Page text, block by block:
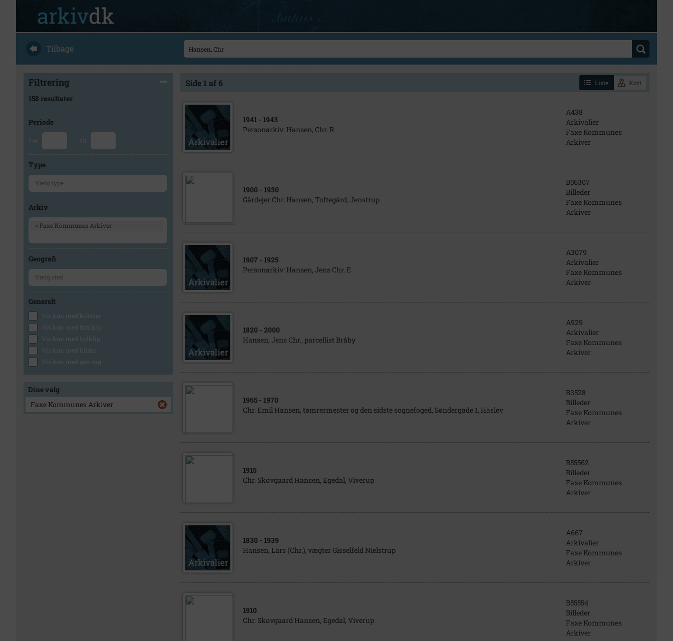
Tilbage
Filtrering
158 resultater
Periode
Fra Til
Type
Arkiv
× Faxe Kommunes Arkiver
Geografi
Generelt
Vis kun med billeder
Vis kun med filmklip
Vis kun med lydklip
Vis kun med kilder
Vis kun med geo-tag
Dine valg
Faxe Kommunes Arkiver
Side 1 af 6 Liste Kort
1941 - 1943
Personarkiv: Hansen, Chr. R
A438
Arkivalier
Faxe Kommunes
Arkiver
1900 - 1930
Gårdejer Chr. Hansen, Toftegård, Jenstrup
B56307
Billeder
Faxe Kommunes
Arkiver
1907 - 1925
Personarkiv: Hansen, Jens Chr. E
A3079
Arkivalier
Faxe Kommunes
Arkiver
1820 - 2000
Hansen, Jens Chr., parcellist Bråby
A929
Arkivalier
Faxe Kommunes
Arkiver
1965 - 1970
Chr. Emil Hansen, tømrermester og den sidste sognefoged, Søndergade 1, Haslev
B3528
Billeder
Faxe Kommunes
Arkiver
1915
Chr. Skovgaard Hansen, Egedal, Viverup
B55562
Billeder
Faxe Kommunes
Arkiver
1830 - 1939
Hansen, Lars (Chr.), vægter Gisselfeld Nielstrup
A667
Arkivalier
Faxe Kommunes
Arkiver
1910
Chr. Skovgaard Hansen, Egedal, Viverup
B55554
Billeder
Faxe Kommunes
Arkiver